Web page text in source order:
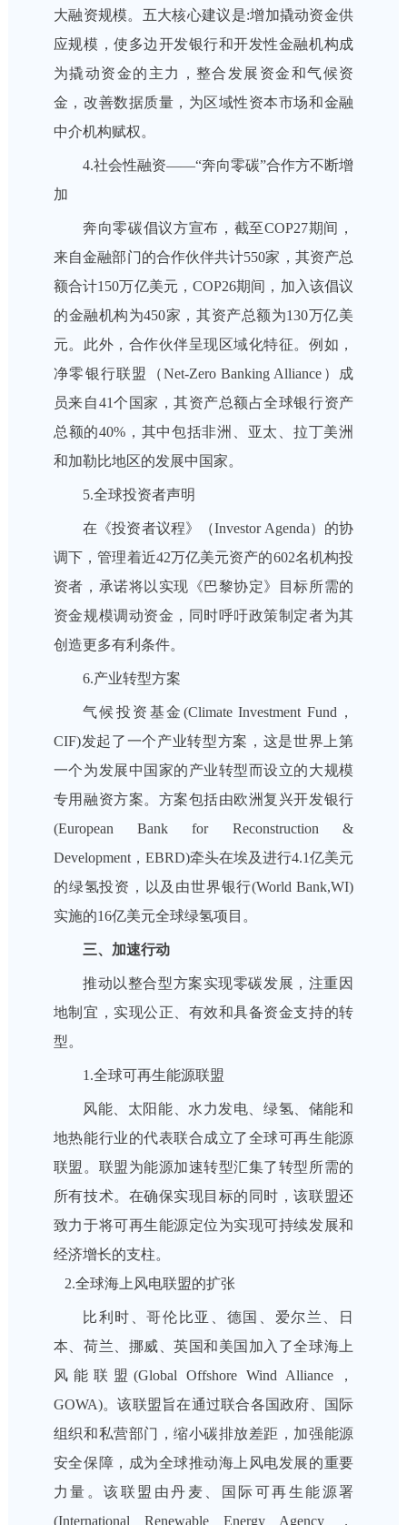
大融资规模。五大核心建议是:增加撬动资金供
应规模，使多边开发银行和开发性金融机构成
为撬动资金的主力，整合发展资金和气候资
金，改善数据质量，为区域性资本市场和金融
中介机构赋权。
4.社会性融资——“奔向零碳”合作方不断增
加
奔向零碳倡议方宣布，截至COP27期间，
来自金融部门的合作伙伴共计550家，其资产总
额合计150万亿美元，COP26期间，加入该倡议
的金融机构为450家，其资产总额为130万亿美
元。此外，合作伙伴呈现区域化特征。例如，
净零银行联盟（Net-Zero Banking Alliance）成
员来自41个国家，其资产总额占全球银行资产
总额的40%，其中包括非洲、亚太、拉丁美洲
和加勒比地区的发展中国家。
5.全球投资者声明
在《投资者议程》（Investor Agenda）的协
调下，管理着近42万亿美元资产的602名机构投
资者，承诺将以实现《巴黎协定》目标所需的
资金规模调动资金，同时呼吁政策制定者为其
创造更多有利条件。
6.产业转型方案
气候投资基金(Climate Investment Fund，
CIF)发起了一个产业转型方案，这是世界上第
一个为发展中国家的产业转型而设立的大规模
专用融资方案。方案包括由欧洲复兴开发银行
(European Bank for Reconstruction &
Development，EBRD)牵头在埃及进行4.1亿美元
的绿氢投资，以及由世界银行(World Bank,WI)
实施的16亿美元全球绿氢项目。
三、加速行动
推动以整合型方案实现零碳发展，注重因
地制宜，实现公正、有效和具备资金支持的转
型。
1.全球可再生能源联盟
风能、太阳能、水力发电、绿氢、储能和
地热能行业的代表联合成立了全球可再生能源
联盟。联盟为能源加速转型汇集了转型所需的
所有技术。在确保实现目标的同时，该联盟还
致力于将可再生能源定位为实现可持续发展和
经济增长的支柱。
2.全球海上风电联盟的扩张
比利时、哥伦比亚、德国、爱尔兰、日
本、荷兰、挪威、英国和美国加入了全球海上
风能联盟(Global Offshore Wind Alliance，
GOWA)。该联盟旨在通过联合各国政府、国际
组织和私营部门，缩小碳排放差距，加强能源
安全保障，成为全球推动海上风电发展的重要
力量。该联盟由丹麦、国际可再生能源署
(International Renewable Energy Agency ，